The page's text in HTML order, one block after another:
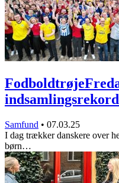
Samfund • 07.03.25
I dag trækker danskere over
børn…